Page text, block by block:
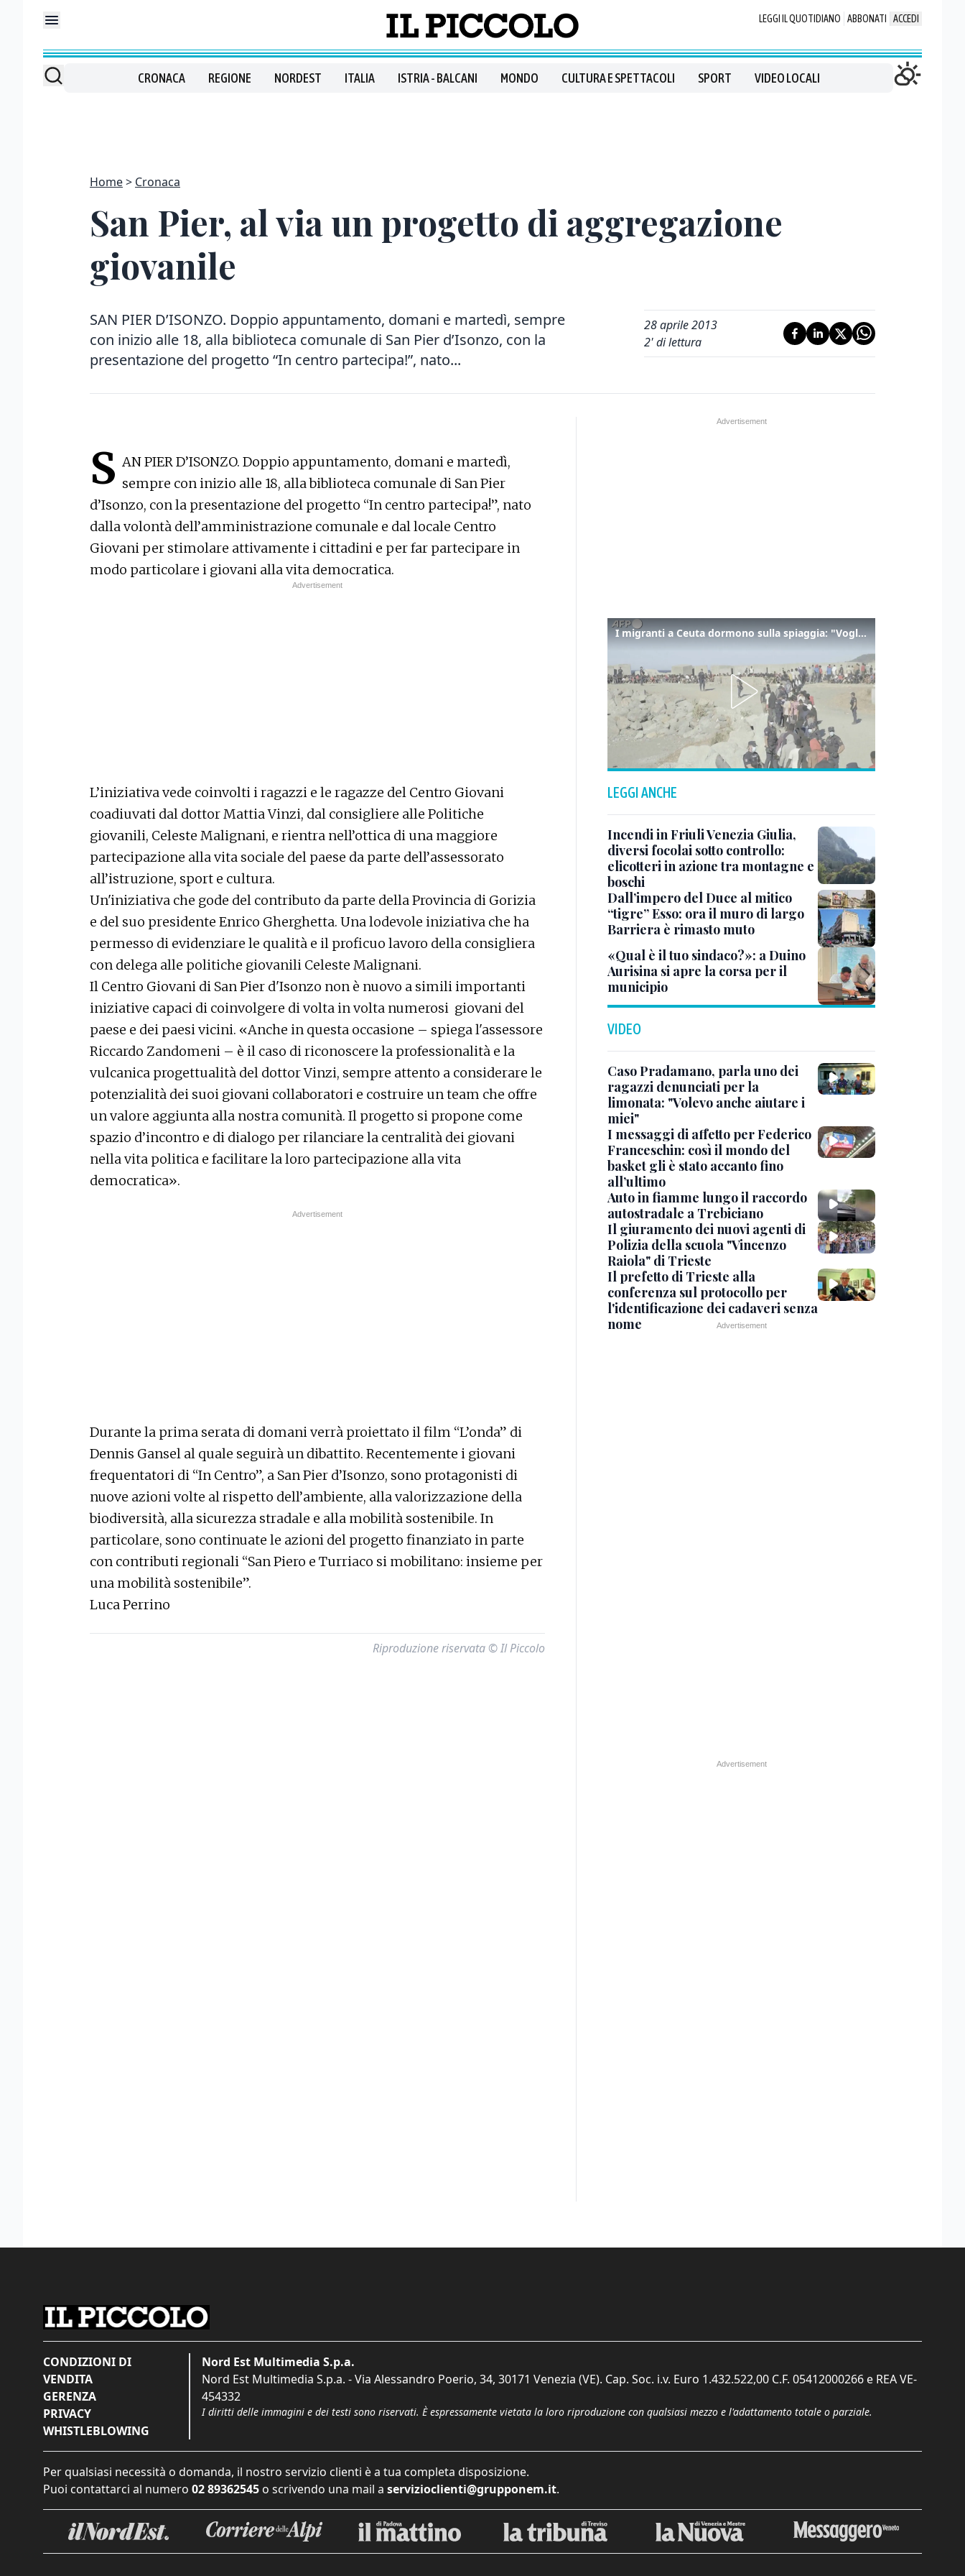
LEGGI IL QUOTIDIANO ABBONATI ACCEDI
CRONACA REGIONE NORDEST ITALIA ISTRIA - BALCANI MONDO CULTURA E SPETTACOLI SPORT VIDEO LOCALI
Home Cronaca
San Pier, al via un progetto di aggregazione
giovanile
SAN PIER D’ISONZO. Doppio appuntamento, domani e martedì, sempre
con inizio alle 18, alla biblioteca comunale di San Pier d’Isonzo, con la
presentazione del progetto “In centro partecipa!”, nato...
28 aprile 2013
2' di lettura
S AN PIER D’ISONZO. Doppio appuntamento, domani e martedì,
sempre con inizio alle 18, alla biblioteca comunale di San Pier
d’Isonzo, con la presentazione del progetto “In centro partecipa!”, nato
dalla volontà dell’amministrazione comunale e dal locale Centro
Giovani per stimolare attivamente i cittadini e per far partecipare in
modo particolare i giovani alla vita democratica.
L’iniziativa vede coinvolti i ragazzi e le ragazze del Centro Giovani
coadiuvati dal dottor Mattia Vinzi, dal consigliere alle Politiche
giovanili, Celeste Malignani, e rientra nell’ottica di una maggiore
partecipazione alla vita sociale del paese da parte dell’assessorato
all’istruzione, sport e cultura.
Un'iniziativa che gode del contributo da parte della Provincia di Gorizia
e del suo presidente Enrico Gherghetta. Una lodevole iniziativa che ha
permesso di evidenziare le qualità e il proficuo lavoro della consigliera
con delega alle politiche giovanili Celeste Malignani.
Il Centro Giovani di San Pier d'Isonzo non è nuovo a simili importanti
iniziative capaci di coinvolgere di volta in volta numerosi giovani del
paese e dei paesi vicini. «Anche in questa occasione – spiega l'assessore
Riccardo Zandomeni – è il caso di riconoscere la professionalità e la
vulcanica progettualità del dottor Vinzi, sempre attento a considerare le
potenzialità dei suoi giovani collaboratori e costruire un team che offre
un valore aggiunta alla nostra comunità. Il progetto si propone come
spazio d’incontro e di dialogo per rilanciare la centralità dei giovani
nella vita politica e facilitare la loro partecipazione alla vita
democratica».
Durante la prima serata di domani verrà proiettato il film “L’onda” di
Dennis Gansel al quale seguirà un dibattito. Recentemente i giovani
frequentatori di “In Centro”, a San Pier d’Isonzo, sono protagonisti di
nuove azioni volte al rispetto dell’ambiente, alla valorizzazione della
biodiversità, alla sicurezza stradale e alla mobilità sostenibile. In
particolare, sono continuate le azioni del progetto finanziato in parte
con contributi regionali “San Piero e Turriaco si mobilitano: insieme per
una mobilità sostenibile”.
Luca Perrino
Riproduzione riservata © Il Piccolo
I migranti a Ceuta dormono sulla spiaggia: "Vogliamo entrare in Europa"
LEGGI ANCHE
Incendi in Friuli Venezia Giulia,
diversi focolai sotto controllo:
elicotteri in azione tra montagne e
boschi
Dall’impero del Duce al mitico
“tigre” Esso: ora il muro di largo
Barriera è rimasto muto
«Qual è il tuo sindaco?»: a Duino
Aurisina si apre la corsa per il
municipio
VIDEO
Caso Pradamano, parla uno dei
ragazzi denunciati per la
limonata: "Volevo anche aiutare i
miei"
I messaggi di affetto per Federico
Franceschin: così il mondo del
basket gli è stato accanto fino
all’ultimo
Auto in fiamme lungo il raccordo
autostradale a Trebiciano
Il giuramento dei nuovi agenti di
Polizia della scuola "Vincenzo
Raiola" di Trieste
Il prefetto di Trieste alla
conferenza sul protocollo per
l'identificazione dei cadaveri senza
nome
CONDIZIONI DI
VENDITA
GERENZA
PRIVACY
WHISTLEBLOWING
Nord Est Multimedia S.p.a.
Nord Est Multimedia S.p.a. - Via Alessandro Poerio, 34, 30171 Venezia (VE). Cap. Soc. i.v. Euro 1.432.522,00 C.F. 05412000266 e REA VE-
454332
I diritti delle immagini e dei testi sono riservati. È espressamente vietata la loro riproduzione con qualsiasi mezzo e l'adattamento totale o parziale.
Per qualsiasi necessità o domanda, il nostro servizio clienti è a tua completa disposizione.
Puoi contattarci al numero 02 89362545 o scrivendo una mail a servizioclienti@grupponem.it.